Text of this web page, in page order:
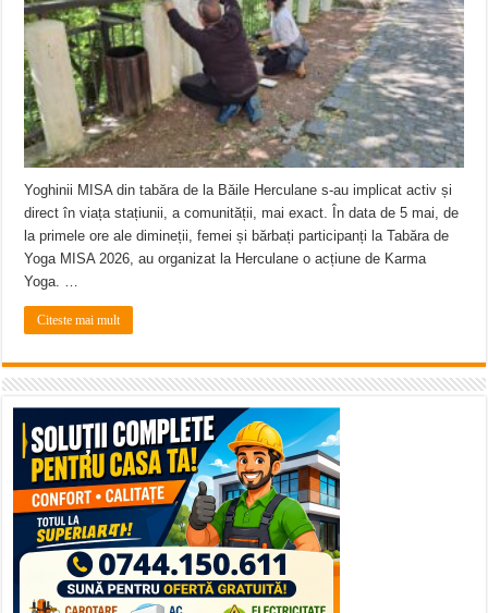
ANUNŢ OPRIRE APĂ în CARANSEBEȘ – 04.08.2026 – avarie – Calea
ANUNŢ OPRIRE APĂ în CARANSEBEȘ avarie
Yoghinii MISA din tabăra de la Băile Herculane s-au implicat activ și
direct în viața stațiunii, a comunității, mai exact. În data de 5 mai, de
la primele ore ale dimineții, femei și bărbați participanți la Tabăra de
Yoga MISA 2026, au organizat la Herculane o acțiune de Karma
Yoga. …
Citeste mai mult